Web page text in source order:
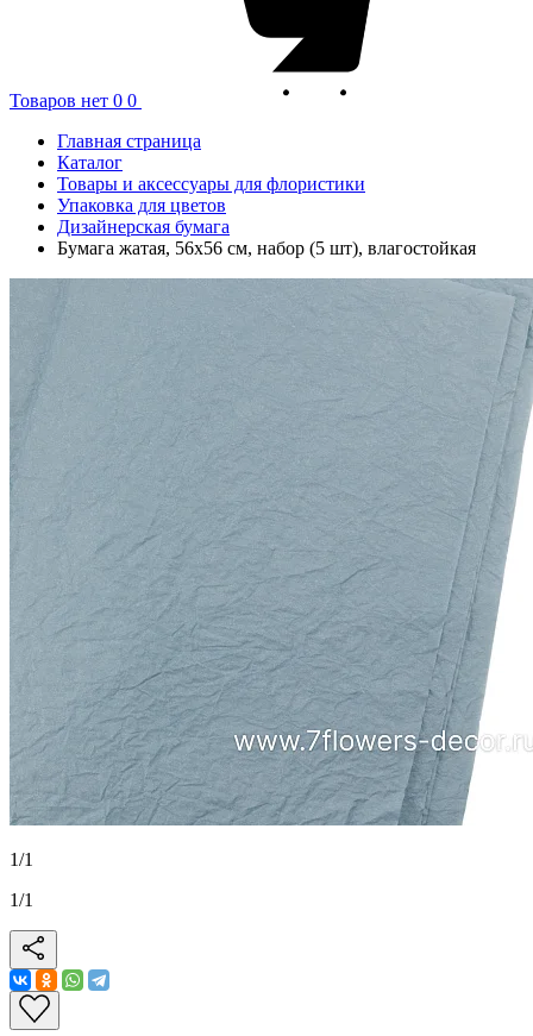
Товаров нет 0 0
Главная страница
Каталог
Товары и аксессуары для флористики
Упаковка для цветов
Дизайнерская бумага
Бумага жатая, 56x56 см, набор (5 шт), влагостойкая
1/1
1/1